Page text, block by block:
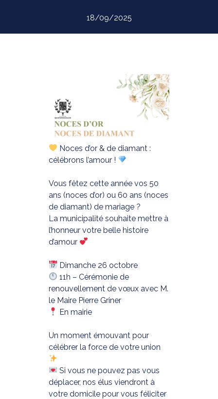
18/09/2025
Noces d’or & de diamant :
célébrons l’amour !
Vous fêtez cette année vos 50
ans (noces d’or) ou 60 ans (noces
de diamant) de mariage ?
La municipalité souhaite mettre à
l’honneur votre belle histoire
d’amour
Dimanche 26 octobre
11h – Cérémonie de
renouvellement de vœux avec M.
le Maire Pierre Griner
En mairie
Un moment émouvant pour
célébrer la force de votre union
Si vous ne pouvez pas vous
déplacer, nos élus viendront à
votre domicile pour vous féliciter